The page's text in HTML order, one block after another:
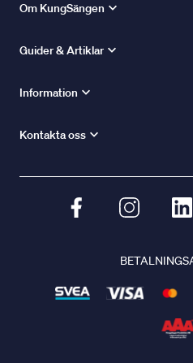
Om KungSängen
Guider & Artiklar
Information
Kontakta oss